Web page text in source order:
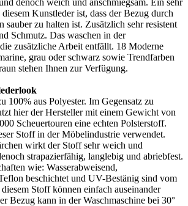
Kunstleder ist, dass der Bezug durch
sauber zu halten ist. Zusätzlich sehr resistent
Schmutz. Das waschen in der
zusätzliche Arbeit entfällt. 18 Moderne
grau oder schwarz sowie Trendfarben
stehen Ihnen zur Verfügung.
100% aus Polyester. Im Gegensatz zu
hier der Hersteller mit einem Gewicht von
Scheuertouren eine echten Polsterstoff.
Stoff in der Möbelindustrie verwendet.
wirkt der Stoff sehr weich und
strapazierfähig, langlebig und abriebfest.
wie: Wasserabweisend,
beschichtet und UV-Bestänig sind vom
Stoff können einfach auseinander
Bezug kann in der Waschmaschine bei 30°